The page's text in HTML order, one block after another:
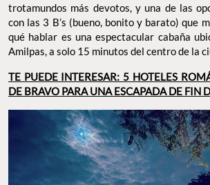
trotamundos más devotos, y una de las
con las 3 B’s (bueno, bonito y barato) que
qué hablar es una espectacular cabaña
Amilpas, a solo 15 minutos del centro de la
TE PUEDE INTERESAR: 5 HOTELES
DE BRAVO PARA UNA ESCAPADA DE FIN